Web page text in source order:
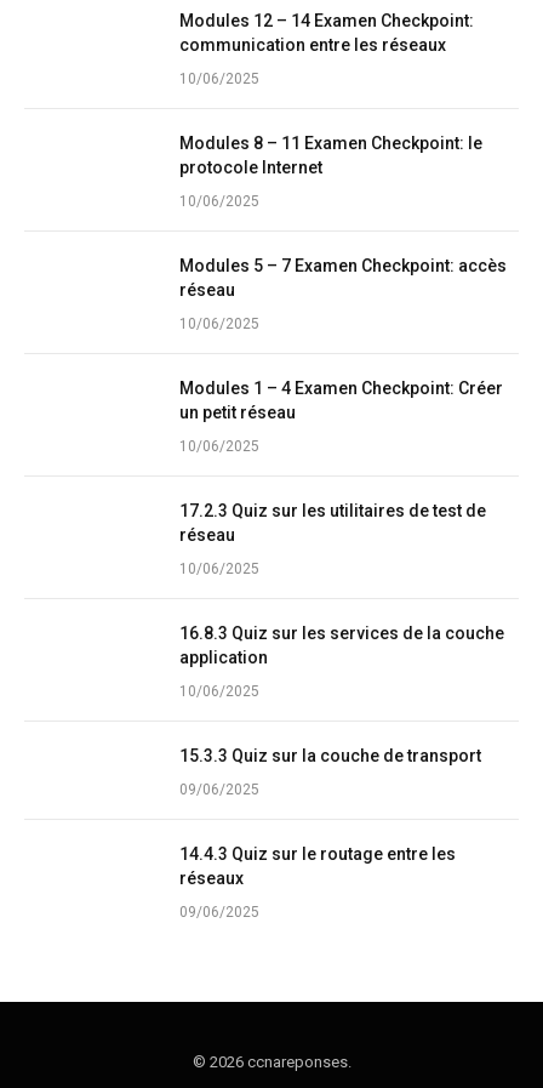
Modules 12 – 14 Examen Checkpoint:
communication entre les réseaux
10/06/2025
Modules 8 – 11 Examen Checkpoint: le
protocole Internet
10/06/2025
Modules 5 – 7 Examen Checkpoint: accès
réseau
10/06/2025
Modules 1 – 4 Examen Checkpoint: Créer
un petit réseau
10/06/2025
17.2.3 Quiz sur les utilitaires de test de
réseau
10/06/2025
16.8.3 Quiz sur les services de la couche
application
10/06/2025
15.3.3 Quiz sur la couche de transport
09/06/2025
14.4.3 Quiz sur le routage entre les
réseaux
09/06/2025
© 2026 ccnareponses.